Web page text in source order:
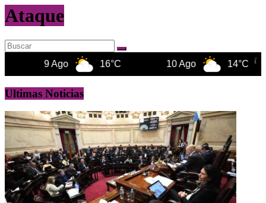
Ataque
9 Ago 16°C 10 Ago 14°C
Ultimas Noticias